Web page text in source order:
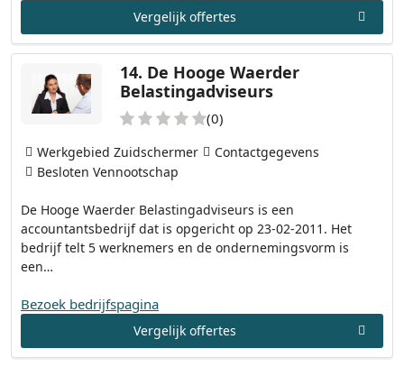
Vergelijk offertes
14. De Hooge Waerder
Belastingadviseurs
(0)
De Hooge Waerder Belastingadviseurs is een
accountantsbedrijf dat is opgericht op 23-02-2011. Het
bedrijf telt 5 werknemers en de ondernemingsvorm is
een…
Werkgebied Zuidschermer
Contactgegevens
Besloten Vennootschap
Bezoek bedrijfspagina
Vergelijk offertes